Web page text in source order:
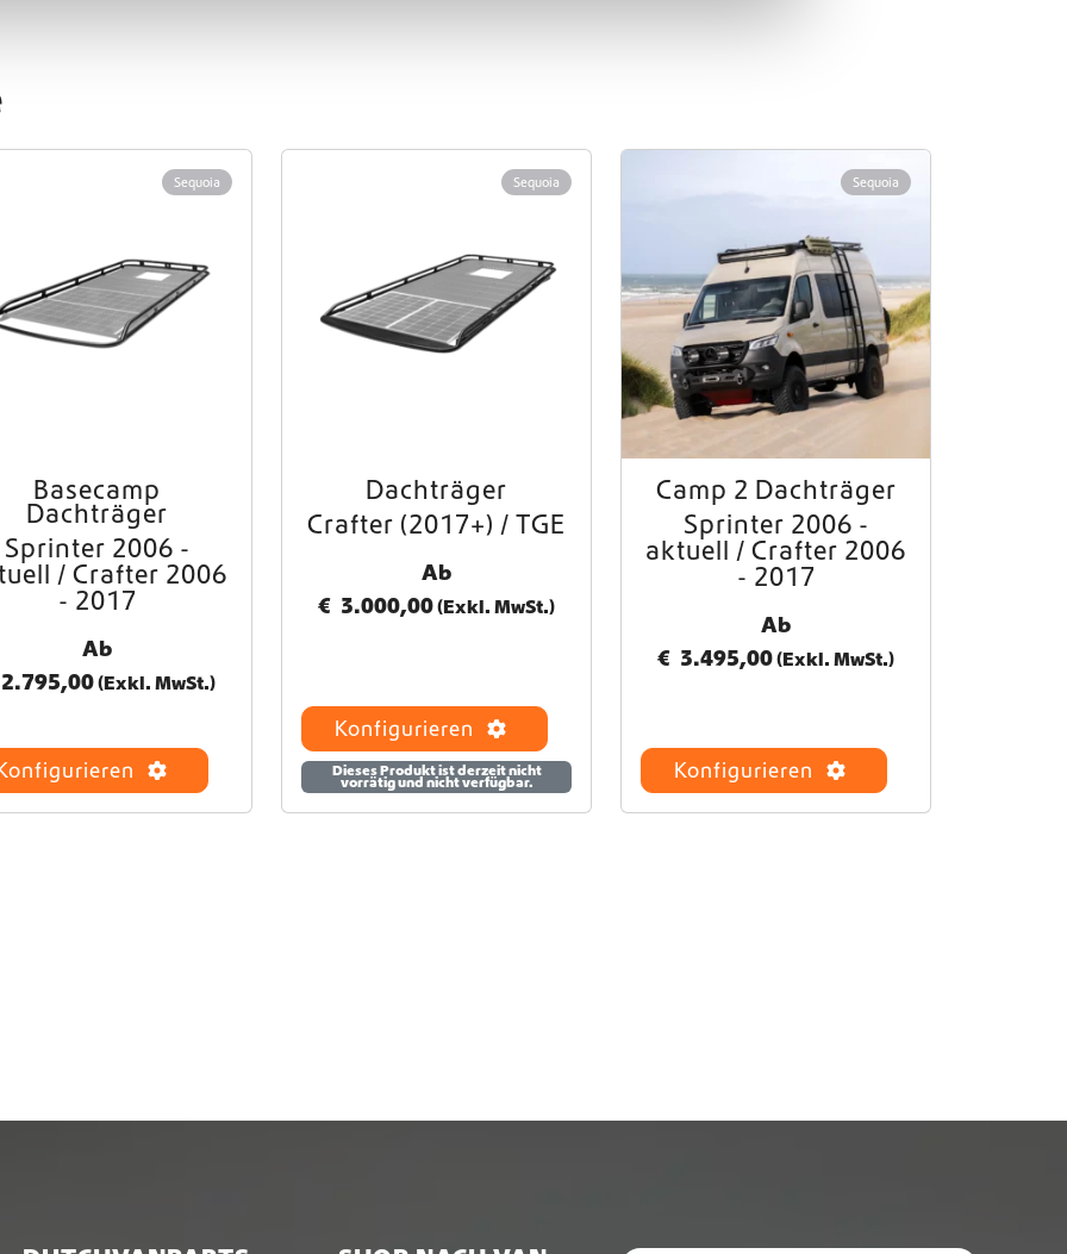
Sequoia
Basecamp
Dachträger
Sprinter 2006 -
/ Crafter 2006
- 2017
Ab
2.795,00(Exkl. MwSt.)
Sequoia
Dachträger
Crafter (2017+) / TGE
Ab
€ 3.000,00(Exkl. MwSt.)
Konfigurieren
Dieses Produkt ist derzeit nicht
vorrätig und nicht verfügbar.
Sequoia
Camp 2 Dachträger
Sprinter 2006 -
aktuell / Crafter 2006
- 2017
Ab
€ 3.495,00(Exkl. MwSt.)
Konfigurieren